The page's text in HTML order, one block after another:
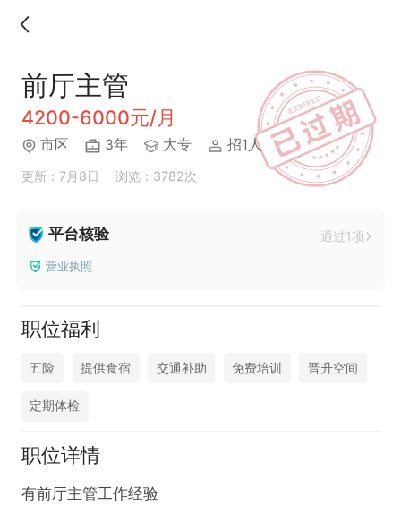
前厅主管
4200-6000元/月
市区 3年 大专 招1人
更新：7月8日 浏览：3782次
平台核验 通过1项
营业执照
职位福利
五险 提供食宿 交通补助 免费培训 晋升空间
定期体检
职位详情
有前厅主管工作经验